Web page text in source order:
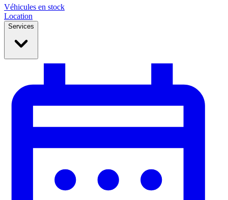
Véhicules en stock
Location
Services